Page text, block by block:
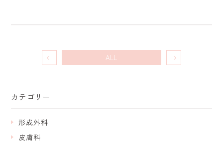
カテゴリー
形成外科
皮膚科
ALL